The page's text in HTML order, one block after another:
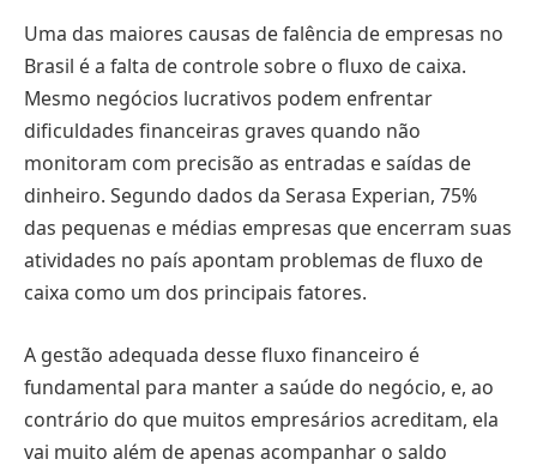
Uma das maiores causas de falência de empresas no
Brasil é a falta de controle sobre o fluxo de caixa.
Mesmo negócios lucrativos podem enfrentar
dificuldades financeiras graves quando não
monitoram com precisão as entradas e saídas de
dinheiro. Segundo dados da Serasa Experian, 75%
das pequenas e médias empresas que encerram suas
atividades no país apontam problemas de fluxo de
caixa como um dos principais fatores.
A gestão adequada desse fluxo financeiro é
fundamental para manter a saúde do negócio, e, ao
contrário do que muitos empresários acreditam, ela
vai muito além de apenas acompanhar o saldo